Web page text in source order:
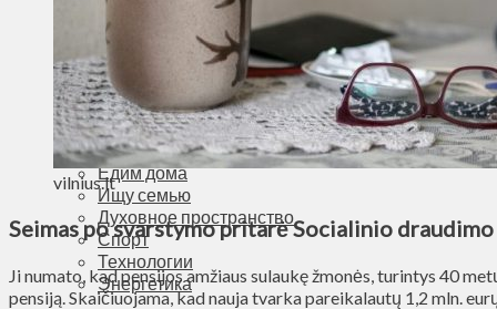
Экология
Происшествия
Приграничье
Деньги
Визиты
Выборы
Агроновости
Едим дома
Ищу семью
Духовное пространство
Спорт
Технологии
Энергетика
vilnius.lt
Seimas po svarstymo pritarė Socialinio
Ji numato, kad pensijos amžiaus sulaukę žmonės, turintys 40
pensiją. Skaičiuojama, kad nauja tvarka pareikalautų 1,2 mln.